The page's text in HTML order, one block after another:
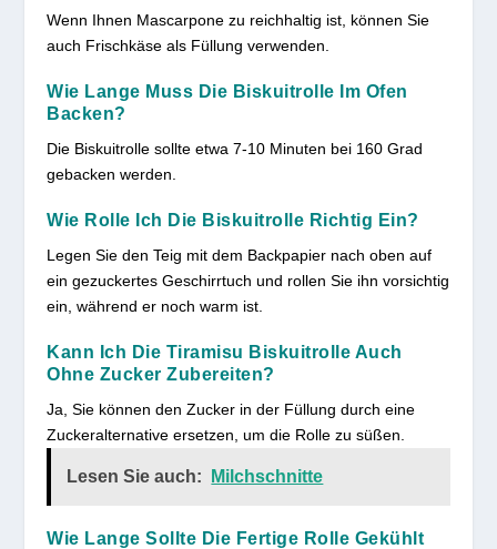
Wenn Ihnen Mascarpone zu reichhaltig ist, können Sie
auch Frischkäse als Füllung verwenden.
Wie Lange Muss Die Biskuitrolle Im Ofen
Backen?
Die Biskuitrolle sollte etwa 7-10 Minuten bei 160 Grad
gebacken werden.
Wie Rolle Ich Die Biskuitrolle Richtig Ein?
Legen Sie den Teig mit dem Backpapier nach oben auf
ein gezuckertes Geschirrtuch und rollen Sie ihn vorsichtig
ein, während er noch warm ist.
Kann Ich Die Tiramisu Biskuitrolle Auch
Ohne Zucker Zubereiten?
Ja, Sie können den Zucker in der Füllung durch eine
Zuckeralternative ersetzen, um die Rolle zu süßen.
Lesen Sie auch: Milchschnitte
Wie Lange Sollte Die Fertige Rolle Gekühlt